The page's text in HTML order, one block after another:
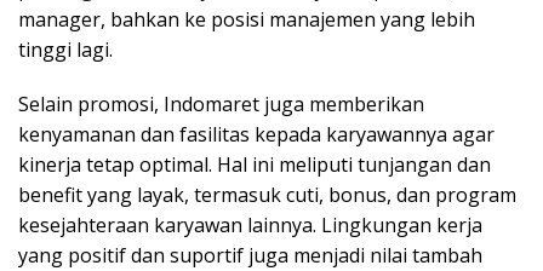
manager, bahkan ke posisi manajemen yang lebih
tinggi lagi.
Selain promosi, Indomaret juga memberikan
kenyamanan dan fasilitas kepada karyawannya agar
kinerja tetap optimal. Hal ini meliputi tunjangan dan
benefit yang layak, termasuk cuti, bonus, dan program
kesejahteraan karyawan lainnya. Lingkungan kerja
yang positif dan suportif juga menjadi nilai tambah